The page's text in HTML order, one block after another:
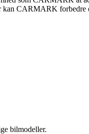
CARMARK forbedre
bilmodeller.